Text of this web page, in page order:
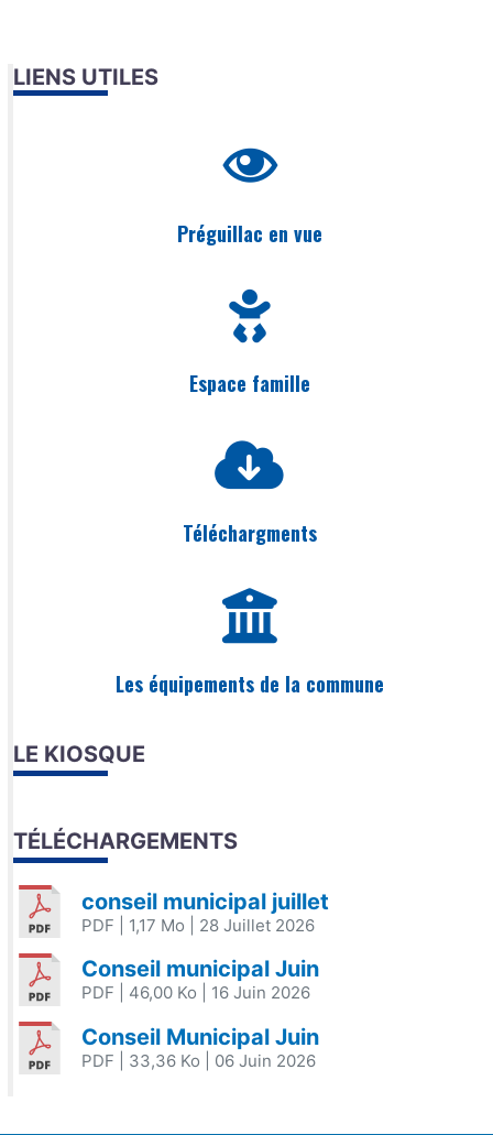
LIENS UTILES
Préguillac en vue
Espace famille
Téléchargments
Les équipements de la commune
LE KIOSQUE
TÉLÉCHARGEMENTS
conseil municipal juillet
PDF | 1,17 Mo | 28 Juillet 2026
Conseil municipal Juin
PDF | 46,00 Ko | 16 Juin 2026
Conseil Municipal Juin
PDF | 33,36 Ko | 06 Juin 2026